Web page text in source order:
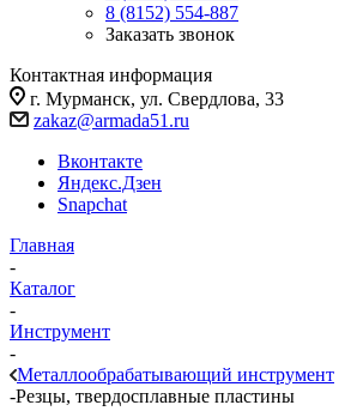
8 (8152) 554-887
Заказать звонок
Контактная информация
г. Мурманск, ул. Свердлова, 33
zakaz@armada51.ru
Вконтакте
Яндекс.Дзен
Snapchat
Главная
-
Каталог
-
Инструмент
-
Металлообрабатывающий инструмент
-Резцы, твердосплавные пластины